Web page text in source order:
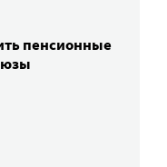
пенсионные